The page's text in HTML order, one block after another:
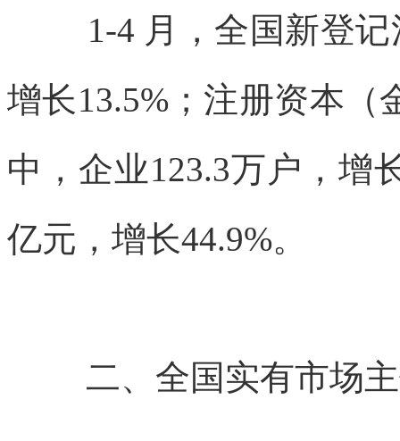
1-4 月，全国新登
增长13.5%；注册资本（
中，企业123.3万户，增
亿元，增长44.9%。
二、全国实有市场